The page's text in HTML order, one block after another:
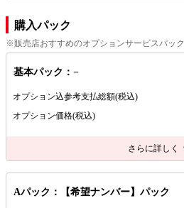
購入パック
※販売店おすすめのオプションサービスパック
基本パック：−
オプション込参考支払総額(税込)
オプション価格(税込)
さらに詳しく
Aパック：【希望ナンバー】パック